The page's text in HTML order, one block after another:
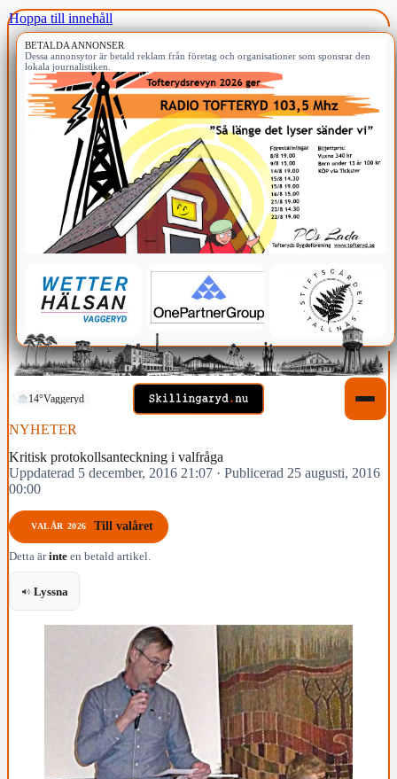
Hoppa till innehåll
BETALDA ANNONSER
Dessa annonsytor är betald reklam från företag och organisationer som sponsrar den
lokala journalistiken.
14°Vaggeryd
NYHETER
Kritisk protokollsanteckning i valfråga
Uppdaterad 5 december, 2016 21:07 · Publicerad 25 augusti, 2016
00:00
VALÅR 2026 Till valåret
Detta ärinte en betald artikel.
Lyssna